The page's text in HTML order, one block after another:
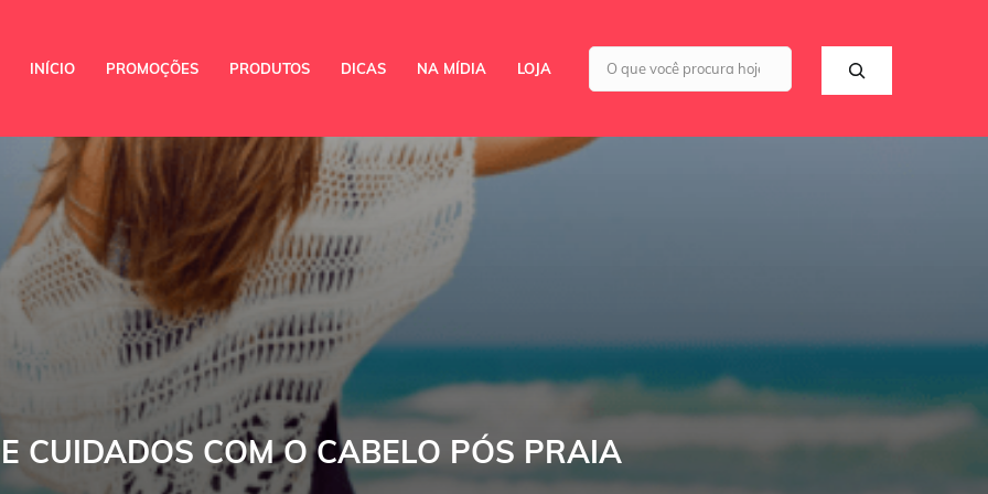
INÍCIO PROMOÇÕES PRODUTOS DICAS NA MÍDIA LOJA
Pesquisar
CUIDADOS COM O CABELO PÓS PRAIA